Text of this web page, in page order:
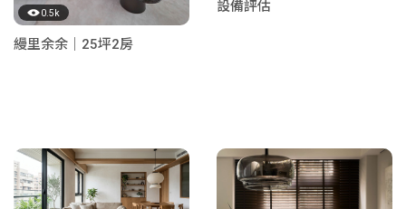
0.5k
縵里余余｜25坪2房
設備評估